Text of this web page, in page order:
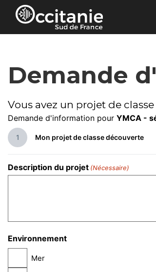
Panneau de gestion des cookies
Demande
Vous avez un projet de
Demande d'information pour YMCA -
1 Mon projet de classe découverte
Description du projet (Nécessaire)
Environnement
Mer